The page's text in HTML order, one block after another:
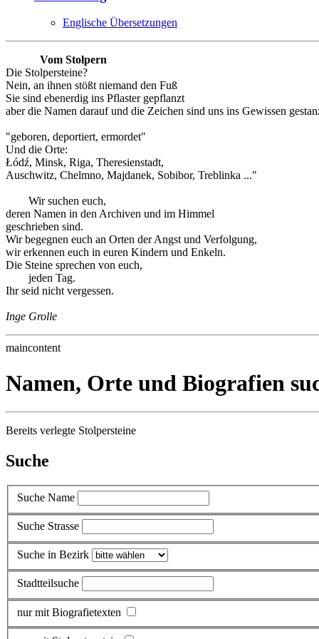
Englische Übersetzungen
Vom Stolpern
Die Stolpersteine?
Nein, an ihnen stößt niemand den Fuß
Sie sind ebenerdig ins Pflaster gepflanzt
aber die Namen darauf und die Zeichen sind uns ins Gewissen
"geboren, deportiert, ermordet"
Und die Orte:
Łódź, Minsk, Riga, Theresienstadt,
Auschwitz, Chelmno, Majdanek, Sobibor, Treblinka ..."
Wir suchen euch,
deren Namen in den Archiven und im Himmel
geschrieben sind.
Wir begegnen euch an Orten der Angst und Verfolgung,
wir erkennen euch in euren Kindern und Enkeln.
Die Steine sprechen von euch,
jeden Tag.
Ihr seid nicht vergessen.
Inge Grolle
maincontent
Namen, Orte und Biografien
Bereits verlegte Stolpersteine
Suche
Suche Name
Suche Strasse
Suche in Bezirk
Stadtteilsuche
nur mit Biografietexten